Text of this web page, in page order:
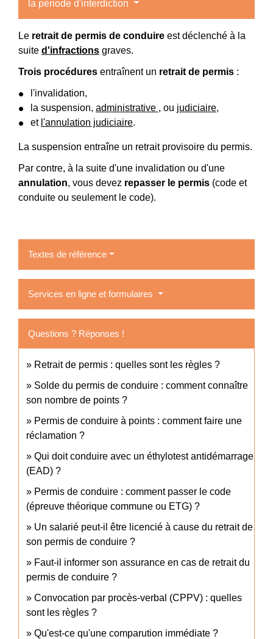
la période d'interdiction
Le retrait de permis de conduire est déclenché à la
suite d'infractions graves.
Trois procédures entraînent un retrait de permis :
l'invalidation,
la suspension, administrative , ou judiciaire,
et l'annulation judiciaire.
La suspension entraîne un retrait provisoire du permis.
Par contre, à la suite d'une invalidation ou d'une
annulation, vous devez repasser le permis (code et
conduite ou seulement le code).
Textes de référence
Services en ligne et formulaires
Questions ? Réponses !
Retrait de permis : quelles sont les règles ?
Solde du permis de conduire : comment connaître
son nombre de points ?
Permis de conduire à points : comment faire une
réclamation ?
Qui doit conduire avec un éthylotest antidémarrage
(EAD) ?
Permis de conduire : comment passer le code
(épreuve théorique commune ou ETG) ?
Un salarié peut-il être licencié à cause du retrait de
son permis de conduire ?
Faut-il informer son assurance en cas de retrait du
permis de conduire ?
Convocation par procès-verbal (CPPV) : quelles
sont les règles ?
Qu'est-ce qu'une comparution immédiate ?